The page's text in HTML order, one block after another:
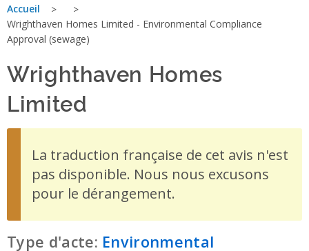
Vous
êtes
ici
Accueil
Wrighthaven Homes Limited - Environmental Compliance
Approval (sewage)
Wrighthaven Homes
Limited
La traduction française de cet avis n'est
pas disponible. Nous nous excusons
pour le dérangement.
Type d'acte: Environmental